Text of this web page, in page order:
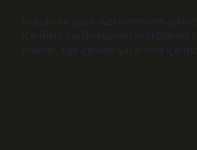
Hukuka ve yasal düzenlemelere
içerikleri,
halinde, ilgili içerikler yasal süre